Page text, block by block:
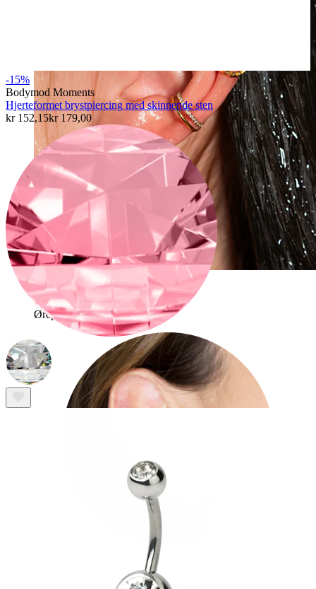
Vanntett
Ørepiercinger
-15%
Bodymod Moments
Hjerteformet brystpiercing med skinnende sten
kr 152,15kr 179,00